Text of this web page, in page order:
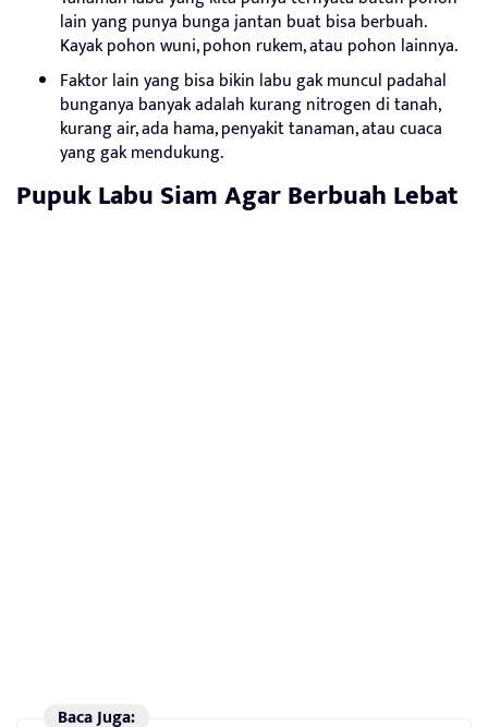
lain yang punya bunga jantan buat bisa berbuah.
Kayak pohon wuni, pohon rukem, atau pohon lainnya.
Faktor lain yang bisa bikin labu gak muncul padahal
bunganya banyak adalah kurang nitrogen di tanah,
kurang air, ada hama, penyakit tanaman, atau cuaca
yang gak mendukung.
Pupuk Labu Siam Agar Berbuah Lebat
Baca Juga: